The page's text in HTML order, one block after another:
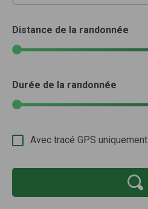
Distance de la randonnée
Durée de la randonnée
Avec tracé GPS uniquement